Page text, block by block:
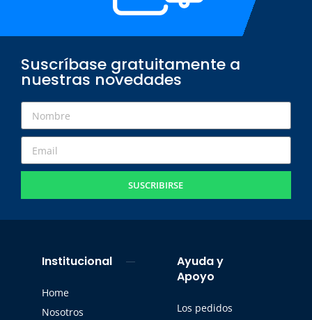
Suscríbase gratuitamente a
nuestras novedades
SUSCRIBIRSE
Institucional
Home
Nosotros
Ayuda y
Apoyo
Los pedidos